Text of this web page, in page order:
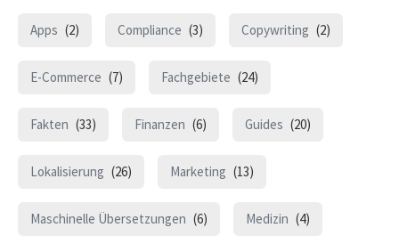
Apps (2) Compliance (3) Copywriting (2)
E-Commerce (7) Fachgebiete (24)
Fakten (33) Finanzen (6) Guides (20)
Lokalisierung (26) Marketing (13)
Maschinelle Übersetzungen (6) Medizin (4)